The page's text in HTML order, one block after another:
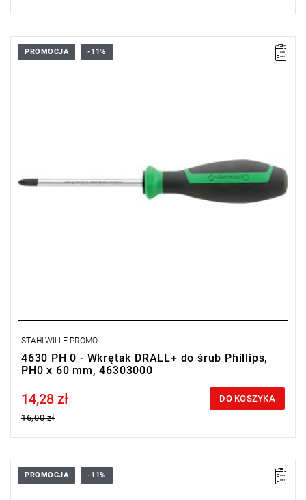
PROMOCJA -11%
STAHLWILLE PROMO
4630 PH 0 - Wkrętak DRALL+ do śrub Phillips,
PH0 x 60 mm, 46303000
Price tax included
14,28 zł
16,00 zł
DO KOSZYKA
PROMOCJA -11%